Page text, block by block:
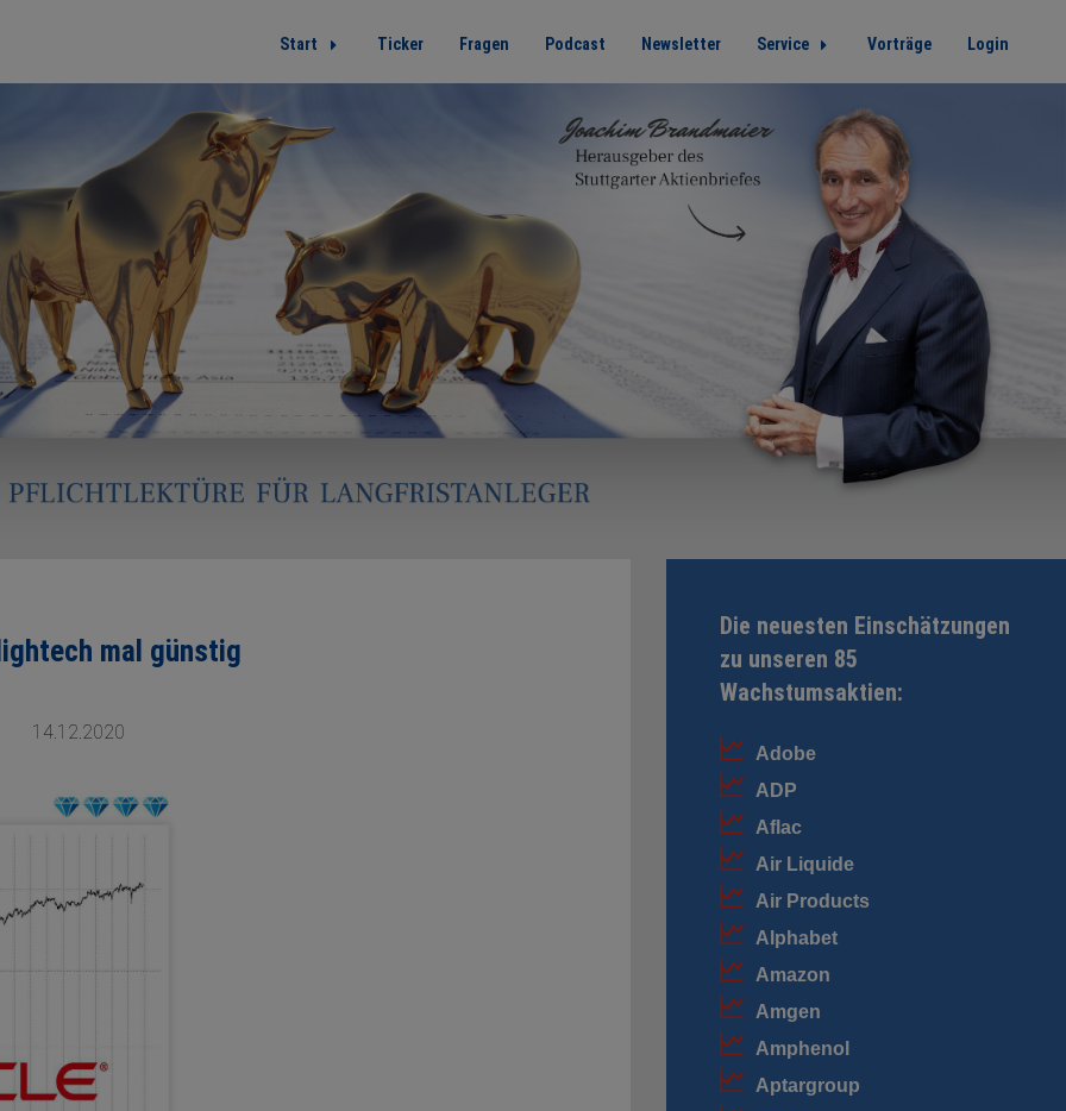
Start Ticker Fragen Podcast Newsletter Service Vorträge Login
mal günstig
14.12.2020
Die neuesten Einschätzungen
zu unseren 85
Wachstumsaktien:
Adobe
ADP
Aflac
Air Liquide
Air Products
Alphabet
Amazon
Amgen
Amphenol
Aptargroup